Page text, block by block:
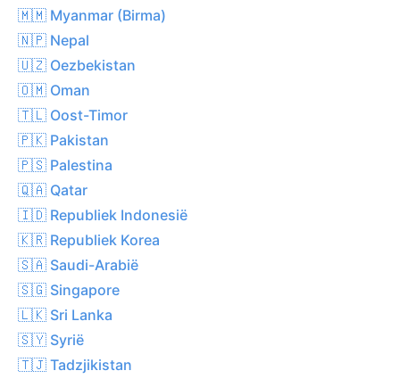
🇲🇲 Myanmar (Birma)
🇳🇵 Nepal
🇺🇿 Oezbekistan
🇴🇲 Oman
🇹🇱 Oost-Timor
🇵🇰 Pakistan
🇵🇸 Palestina
🇶🇦 Qatar
🇮🇩 Republiek Indonesië
🇰🇷 Republiek Korea
🇸🇦 Saudi-Arabië
🇸🇬 Singapore
🇱🇰 Sri Lanka
🇸🇾 Syrië
🇹🇯 Tadzjikistan